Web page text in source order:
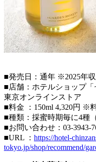
■発売日：通年 ※2025年
■店舗：ホテルショップ
東京オンラインストア
■料金 ：150ml 4,320円 ※
■種類：採蜜時期毎に4種
■お問い合わせ：03-3943-
■URL ： https://hotel-
tokyo.jp/shop/recommend/